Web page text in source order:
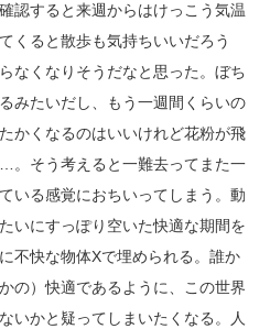
認すると来週からはけっこう気温
くると散歩も気持ちいいだろう
なくなりそうだなと思った。ぼち
みたいだし、もう一週間くらいの
かくなるのはいいけれど花粉が飛
そう考えると一難去ってまた一
いる感覚におちいってしまう。動
いにすっぽり空いた快適な期間を
不快な物体Xで埋められる。誰か
の）快適であるように、この世界
いかと疑ってしまいたくなる。人